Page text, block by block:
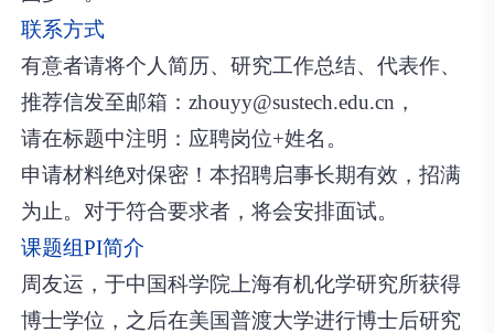
联系方式
有意者请将个人简历、研究工作总结、代表作、
推荐信发至邮箱：zhouyy@sustech.edu.cn，
请在标题中注明：应聘岗位+姓名。
申请材料绝对保密！本招聘启事长期有效，招满
为止。对于符合要求者，将会安排面试。
课题组PI简介
周友运，于中国科学院上海有机化学研究所获得
博士学位，之后在美国普渡大学进行博士后研究